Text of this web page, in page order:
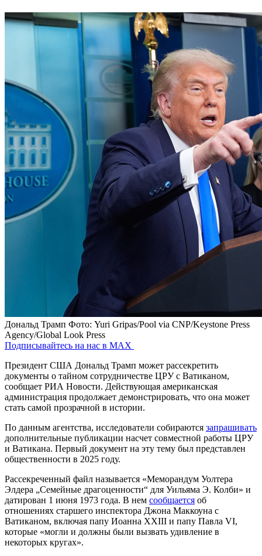
Дональд Трамп Фото: Yuri Gripas/Pool via CNP/Keystone Press
Agency/Global Look Press
Подписывайтесь на нас в MAX
Президент США Дональд Трамп может рассекретить
документы о тайном сотрудничестве ЦРУ с Ватиканом,
сообщает РИА Новости. Действующая американская
администрация продолжает демонстрировать, что она может
стать самой прозрачной в истории.
По данным агентства, исследователи собираются запрашивать
дополнительные публикации насчет совместной работы ЦРУ
и Ватикана. Первый документ на эту тему был представлен
общественности в 2025 году.
Рассекреченный файл называется «Меморандум Уолтера
Элдера „Семейные драгоценности“ для Уильяма Э. Колби» и
датирован 1 июня 1973 года. В нем сообщается об
отношениях старшего инспектора Джона Маккоуна с
Ватиканом, включая папу Иоанна XXIII и папу Павла VI,
которые «могли и должны были вызвать удивление в
некоторых кругах».